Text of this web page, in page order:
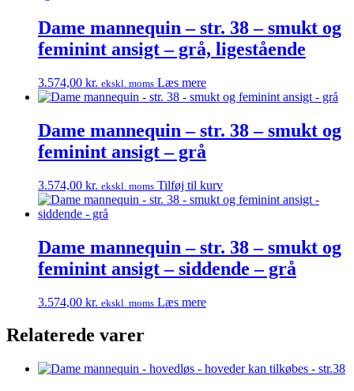
Dame mannequin – str. 38 – smukt og
feminint ansigt – grå, ligestående
3.574,00 kr. ekskl. moms Læs mere
Dame mannequin – str. 38 – smukt og
feminint ansigt – grå
3.574,00 kr. ekskl. moms Tilføj til kurv
Dame mannequin – str. 38 – smukt og
feminint ansigt – siddende – grå
3.574,00 kr. ekskl. moms Læs mere
Relaterede varer